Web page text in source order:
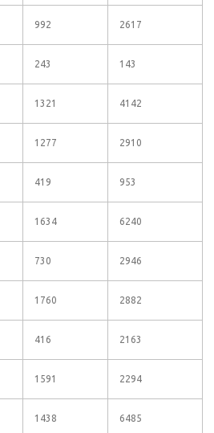
992 2617
243 143
1321 4142
1277 2910
419 953
1634 6240
730 2946
1760 2882
416 2163
1591 2294
1438 6485